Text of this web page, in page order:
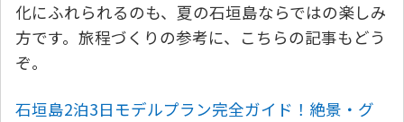
化にふれられるのも、夏の石垣島ならではの楽しみ
方です。旅程づくりの参考に、こちらの記事もどう
ぞ。
石垣島2泊3日モデルプラン完全ガイド！絶景・グ